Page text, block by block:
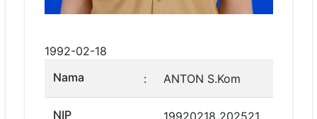
1992-02-18
Nama
: ANTON S.Kom
NIP
19920218 202521